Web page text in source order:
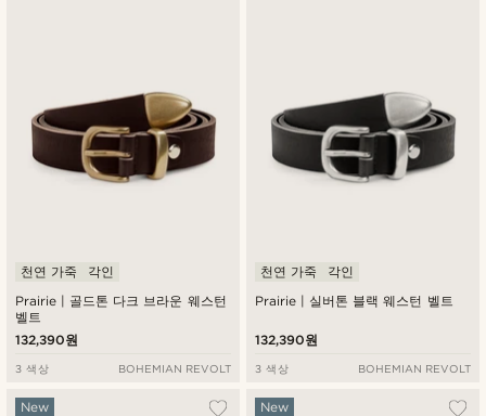
Prairie | 골드톤 다크 브라운 웨스턴
벨트
천연 가죽 각인
132,390원
3 색상 BOHEMIAN REVOLT
Prairie | 실버톤 블랙 웨스턴 벨트
천연 가죽 각인
132,390원
3 색상 BOHEMIAN REVOLT
New New